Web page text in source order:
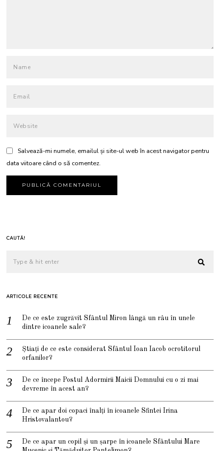
Salvează-mi numele, emailul și site-ul web în acest navigator pentru
data viitoare când o să comentez.
CAUTĂ!
ARTICOLE RECENTE
De ce este zugrăvit Sfântul Miron lângă un râu în unele
dintre icoanele sale?
Știați de ce este considerat Sfântul Ioan Iacob ocrotitorul
orfanilor?
De ce începe Postul Adormirii Maicii Domnului cu o zi mai
devreme în acest an?
De ce apar doi copaci înalți în icoanele Sfintei Irina
Hristovalantou?
De ce apar un copil și un șarpe în icoanele Sfântului Mare